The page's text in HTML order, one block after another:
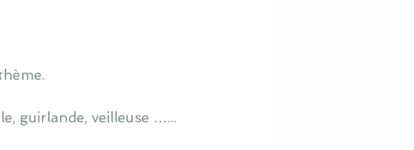
guirlande, veilleuse …...